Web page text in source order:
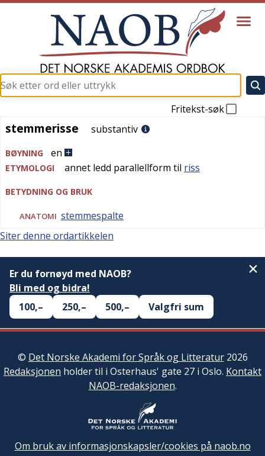
Fritekst-søk
stemmerisse
stemmerisse substantiv
BØYNING en
ETYMOLOGI annet ledd parallellform til riss
BETYDNING OG BRUK
ANATOMI stemmespalte
Siter denne ordartikkelen
Er du fornøyd med NAOB?
Bli med og bidra!
100,–
250,– 500,– Valgfri sum
© Det Norske Akademi for Språk og Litteratur2026
Redaksjonen holder til i Osterhaus' gate 27 i Oslo. Kontakt
NAOB-redaksjonen.
Om bruk av informasjonskapsler/cookies på naob.no